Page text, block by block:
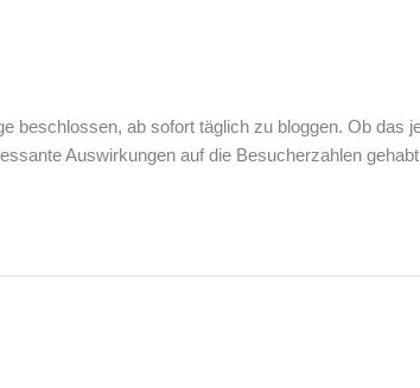
beschlossen, ab sofort täglich zu bloggen. Ob
Auswirkungen auf die Besucherzahlen